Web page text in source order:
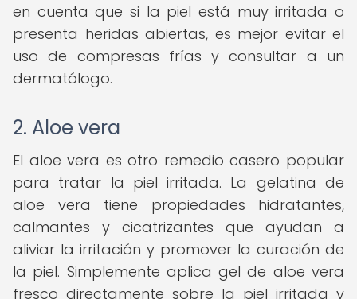
en cuenta que si la piel está muy irritada o
presenta heridas abiertas, es mejor evitar el
uso de compresas frías y consultar a un
dermatólogo.
2. Aloe vera
El aloe vera es otro remedio casero popular
para tratar la piel irritada. La gelatina de
aloe vera tiene propiedades hidratantes,
calmantes y cicatrizantes que ayudan a
aliviar la irritación y promover la curación de
la piel. Simplemente aplica gel de aloe vera
fresco directamente sobre la piel irritada y